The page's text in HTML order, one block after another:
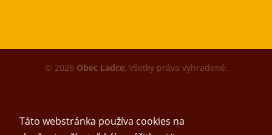
Táto webstránka používa cookies na
© 2026 Obec Ladce, Všetky práva vyhradené.